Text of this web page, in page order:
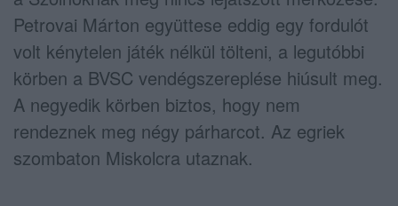
Petrovai Márton együttese eddig egy fordulót
volt kénytelen játék nélkül tölteni, a legutóbbi
körben a BVSC vendégszereplése hiúsult meg.
A negyedik körben biztos, hogy nem
rendeznek meg négy párharcot. Az egriek
szombaton Miskolcra utaznak.